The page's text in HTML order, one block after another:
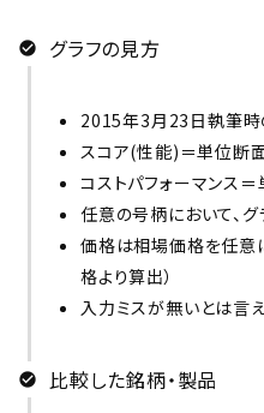
グラフの見方
2015年3月23日執筆時
スコア(性能)＝単位断
コストパフォーマンス
任意の号柄において、
価格は相場価格を任意
格より算出）
入力ミスが無いとは言
比較した銘柄・製品